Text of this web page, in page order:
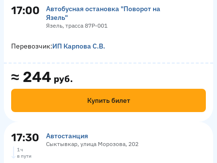
17:00
Автобусная остановка "Поворот на
Язель"
Язель, трасса 87Р-001
≈ 244 руб.
Купить билет
Перевозчик:ИП Карпова С.В.
17:30 Автостанция
Сыктывкар, улица Морозова, 202
1 ч
в пути